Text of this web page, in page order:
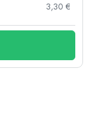
3,30 €